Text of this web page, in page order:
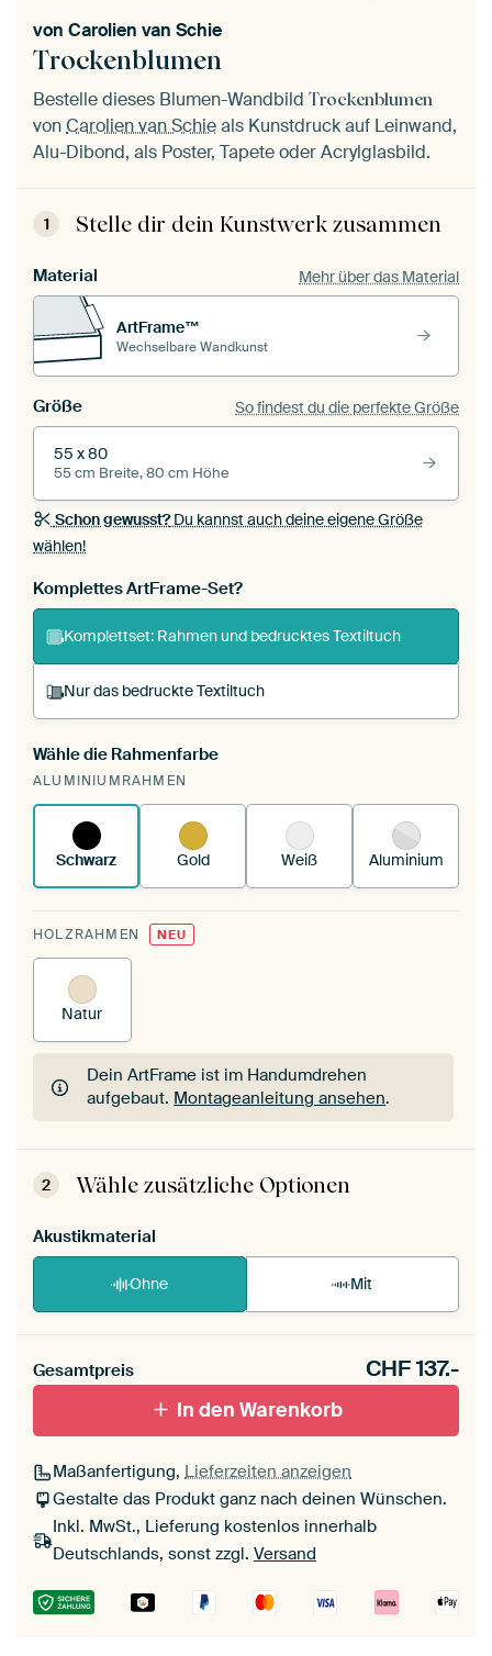
Trockenblumen
von Carolien van Schie
Bestelle dieses Blumen-Wandbild Trockenblumen
vonCarolien van Schieals Kunstdruck auf Leinwand,
Alu-Dibond, als Poster, Tapete oder Acrylglasbild.
1 Stelle dir dein Kunstwerk zusammen
Material Mehr über das Material
ArtFrame™
Wechselbare Wandkunst
Größe So findest du die perfekte Größe
55 x 80
55 cm Breite, 80 cm Höhe
Schon gewusst?Du kannst auch deine eigene Größe
wählen!
Komplettes ArtFrame-Set?
Komplettset: Rahmen und bedrucktes Textiltuch
Nur das bedruckte Textiltuch
Du spannst einen wechselbaren Textiltuch in
deinen vorhandenen ArtFrame™.
funktioniert es.
Wähle die Rahmenfarbe
ALUMINIUMRAHMEN
Schwarz Gold Weiß Aluminium
HOLZRAHMEN NEU
Natur
Dein ArtFrame ist im Handumdrehen
aufgebaut. Montageanleitung ansehen.
Dein ArtFrame ist im Handumdrehen
aufgebaut.Montageanleitung ansehen
2 Wähle zusätzliche Optionen
Akustikmaterial
Ohne Mit
Gesamtpreis CHF137.-
In den Warenkorb
Maßanfertigung, Lieferzeiten anzeigen
Gestalte das Produkt ganz nach deinen Wünschen.
Inkl. MwSt., Lieferung kostenlos innerhalb
Deutschlands, sonst zzgl. Versand